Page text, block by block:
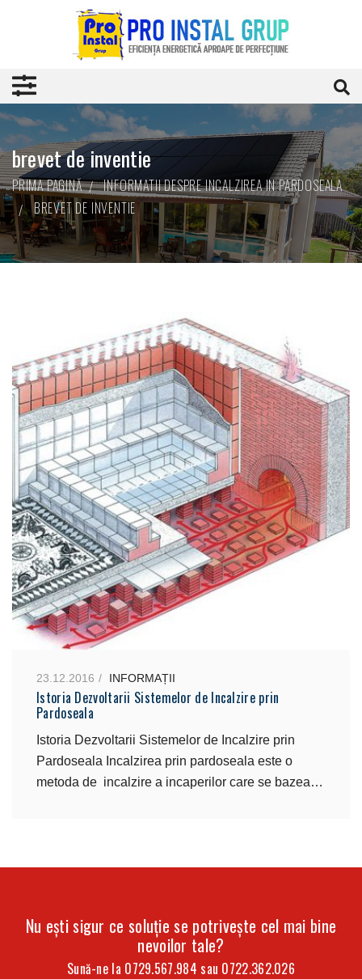
brevet de inventie
PRIMA PAGINĂ
INFORMATII DESPRE INCALZIREA IN PARDOSEALA
BREVET DE INVENTIE
23.12.2016 INFORMAȚII
Istoria Dezvoltarii Sistemelor de Incalzire prin
Pardoseala
Istoria Dezvoltarii Sistemelor de Incalzire prin
Pardoseala Incalzirea prin pardoseala este o
metoda de incalzire a incaperilor care se bazeaza
Nu ești sigur ce soluție se potrivește cel mai bine
nevoilor tale?
Sună-ne la 0729.567.984 sau 0722.362.026